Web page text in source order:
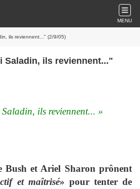
MENU
ils reviennent..." (2/9/05)
Saladin, ils reviennent..."
ils reviennent... »
Bush et Ariel Sharon prônent
et maîtrisé» pour tenter de